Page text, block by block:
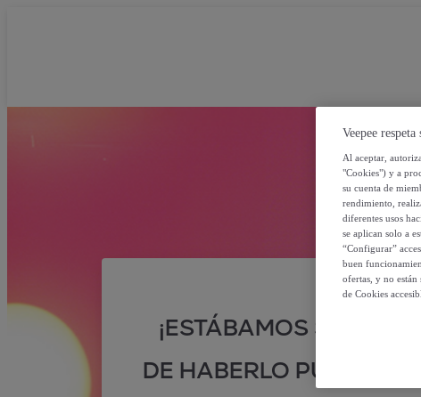
¡ESTÁBAMOS SEGUROS
DE HABERLO PUESTO
Veepee
Al aceptar,
"Cookies") y a
su cuenta de
rendimiento,
diferentes usos
se aplican solo a
“Configurar”
buen
ofertas, y no están
de Cookies